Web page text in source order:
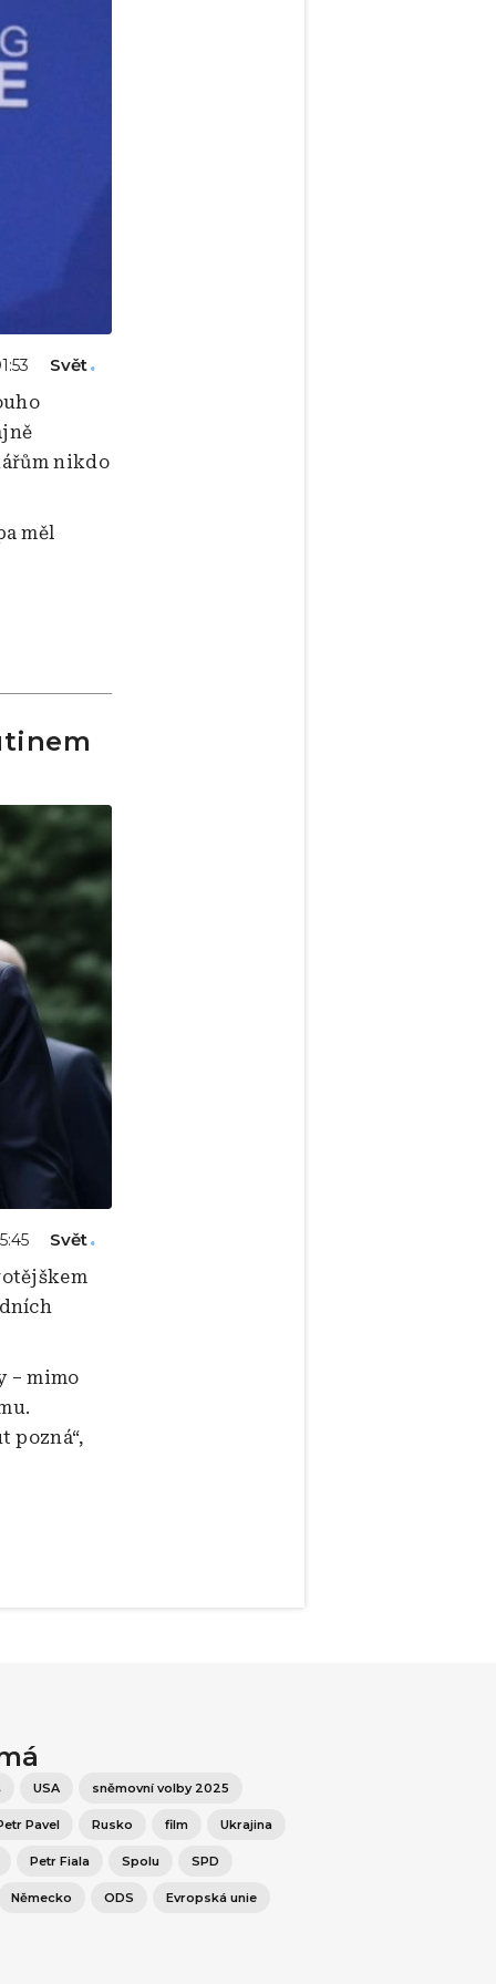
Svět
nikdo
měl
Svět
– mimo
pozná“,
USA sněmovní volby 2025
Pavel Rusko film Ukrajina
Petr Fiala Spolu SPD
Německo ODS Evropská unie